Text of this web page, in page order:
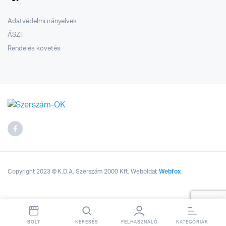
Adatvédelmi irányelvek
ÁSZF
Rendelés követés
Copyright 2023 © K.D.A. Szerszám 2000 Kft. Weboldal:Webfox
BOLT KERESÉS FELHASZNÁLÓ KATEGÓRIÁK